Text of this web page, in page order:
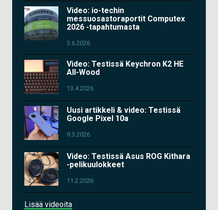
Video: io-techin
messuosastoraportit Computex
2026 -tapahtumasta
3.6.2026
Video: Testissä Keychron K2 HE
All-Wood
13.4.2026
Uusi artikkeli & video: Testissä
Google Pixel 10a
9.3.2026
Video: Testissä Asus ROG Kithara
-pelikuulokkeet
11.2.2026
Lisää videoita